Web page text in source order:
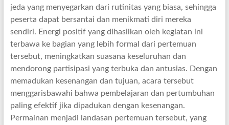
jeda yang menyegarkan dari rutinitas yang biasa, sehingga
peserta dapat bersantai dan menikmati diri mereka
sendiri. Energi positif yang dihasilkan oleh kegiatan ini
terbawa ke bagian yang lebih formal dari pertemuan
tersebut, meningkatkan suasana keseluruhan dan
mendorong partisipasi yang terbuka dan antusias. Dengan
memadukan kesenangan dan tujuan, acara tersebut
menggarisbawahi bahwa pembelajaran dan pertumbuhan
paling efektif jika dipadukan dengan kesenangan.
Permainan menjadi landasan pertemuan tersebut, yang